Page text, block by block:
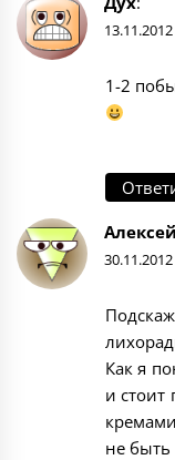
1-2
Алексей
Как я
и стоит
не быть